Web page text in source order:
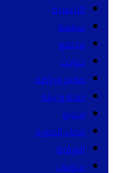
الرئيسية
سياسة
مجتمع
حوادث
تعليم ورياضة
صحة و بيئة
فيديو
فضاء الصورة
الورقية
منوعات